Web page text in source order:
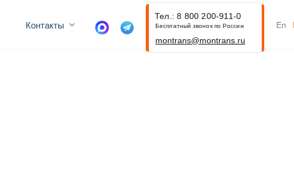
montrans@montrans.ru
Контакты En
Тел.: 8 800 200-911-0
Бесплатный звонок по России